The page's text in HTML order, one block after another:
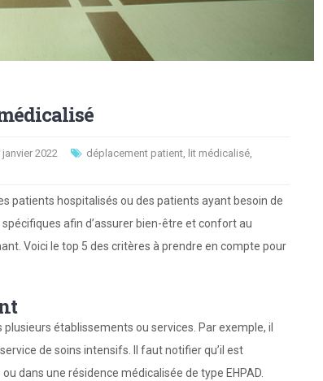
janvier 2022 déplacement patient, lit médicalisé,
patients hospitalisés ou des patients ayant besoin de
afin d’assurer bien-être et confort au
Voici le top 5 des critères à prendre en compte pour
établissements ou services. Par exemple, il
de soins intensifs. Il faut notifier qu’il est
dans une résidence médicalisée de type EHPAD.